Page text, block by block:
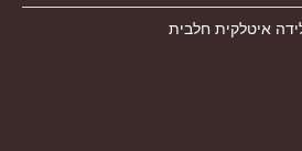
איטלקית חלבית